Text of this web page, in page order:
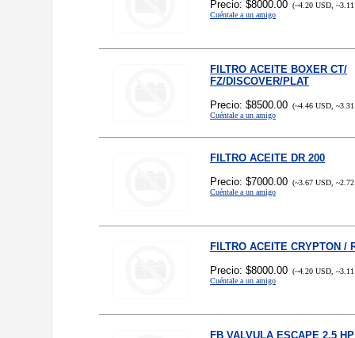
Precio: $8000.00 (~4.20 USD,
Cuéntale a un amigo
FILTRO ACEITE BOXER CT/
FZ/DISCOVER/PLAT
Precio: $8500.00 (~4.46 USD,
Cuéntale a un amigo
FILTRO ACEITE DR 200
Precio: $7000.00 (~3.67 USD,
Cuéntale a un amigo
FILTRO ACEITE CRYPTON /
Precio: $8000.00 (~4.20 USD,
Cuéntale a un amigo
FB VALVULA ESCAPE 2.5 HP